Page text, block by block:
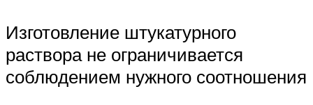
Изготовление штукатурного
раствора не ограничивается
соблюдением нужного соотношения